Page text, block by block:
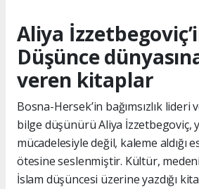
Aliya
Düşünce
veren kitaplar
Bosna-Hersek’in bağımsızlık lideri
bilge düşünürü Aliya İzzetbegoviç,
mücadelesiyle değil, kaleme aldığı
ötesine seslenmiştir. Kültür,
İslam düşüncesi üzerine yazdığı